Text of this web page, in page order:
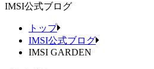
IMSI公式ブログ
トップ
IMSI公式ブログ
IMSI GARDEN